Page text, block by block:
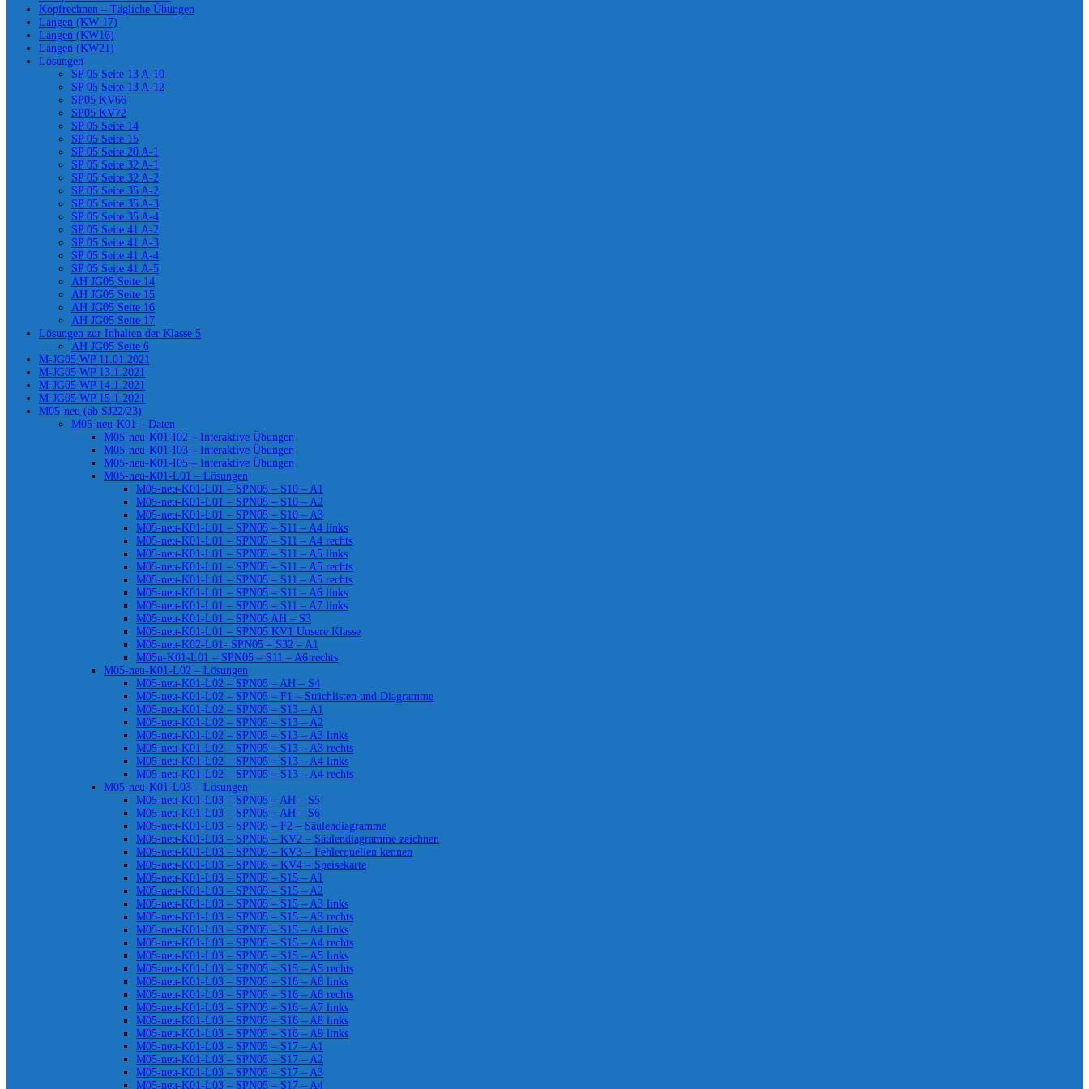
Kopfrechnen – Tägliche Übungen
Längen (KW 17)
Längen (KW16)
Längen (KW21)
Lösungen
SP 05 Seite 13 A-10
SP 05 Seite 13 A-12
SP05 KV66
SP05 KV72
SP 05 Seite 14
SP 05 Seite 15
SP 05 Seite 20 A-1
SP 05 Seite 32 A-1
SP 05 Seite 32 A-2
SP 05 Seite 35 A-2
SP 05 Seite 35 A-3
SP 05 Seite 35 A-4
SP 05 Seite 41 A-2
SP 05 Seite 41 A-3
SP 05 Seite 41 A-4
SP 05 Seite 41 A-5
AH JG05 Seite 14
AH JG05 Seite 15
AH JG05 Seite 16
AH JG05 Seite 17
Lösungen zur Inhalten der Klasse 5
AH JG05 Seite 6
M-JG05 WP 11.01.2021
M-JG05 WP 13.1.2021
M-JG05 WP 14.1.2021
M-JG05 WP 15.1.2021
M05-neu (ab SJ22/23)
M05-neu-K01 – Daten
M05-neu-K01-I02 – Interaktive Übungen
M05-neu-K01-I03 – Interaktive Übungen
M05-neu-K01-I05 – Interaktive Übungen
M05-neu-K01-L01 – Lösungen
M05-neu-K01-L01 – SPN05 – S10 – A1
M05-neu-K01-L01 – SPN05 – S10 – A2
M05-neu-K01-L01 – SPN05 – S10 – A3
M05-neu-K01-L01 – SPN05 – S11 – A4 links
M05-neu-K01-L01 – SPN05 – S11 – A4 rechts
M05-neu-K01-L01 – SPN05 – S11 – A5 links
M05-neu-K01-L01 – SPN05 – S11 – A5 rechts
M05-neu-K01-L01 – SPN05 – S11 – A5 rechts
M05-neu-K01-L01 – SPN05 – S11 – A6 links
M05-neu-K01-L01 – SPN05 – S11 – A7 links
M05-neu-K01-L01 – SPN05 AH – S3
M05-neu-K01-L01 – SPN05 KV1 Unsere Klasse
M05-neu-K02-L01- SPN05 – S32 – A1
M05n-K01-L01 – SPN05 – S11 – A6 rechts
M05-neu-K01-L02 – Lösungen
M05-neu-K01-L02 – SPN05 – AH – S4
M05-neu-K01-L02 – SPN05 – F1 – Strichlisten und Diagramme
M05-neu-K01-L02 – SPN05 – S13 – A1
M05-neu-K01-L02 – SPN05 – S13 – A2
M05-neu-K01-L02 – SPN05 – S13 – A3 links
M05-neu-K01-L02 – SPN05 – S13 – A3 rechts
M05-neu-K01-L02 – SPN05 – S13 – A4 links
M05-neu-K01-L02 – SPN05 – S13 – A4 rechts
M05-neu-K01-L03 – Lösungen
M05-neu-K01-L03 – SPN05 – AH – S5
M05-neu-K01-L03 – SPN05 – AH – S6
M05-neu-K01-L03 – SPN05 – F2 – Säulendiagramme
M05-neu-K01-L03 – SPN05 – KV2 – Säulendiagramme zeichnen
M05-neu-K01-L03 – SPN05 – KV3 – Fehlerquellen kennen
M05-neu-K01-L03 – SPN05 – KV4 – Speisekarte
M05-neu-K01-L03 – SPN05 – S15 – A1
M05-neu-K01-L03 – SPN05 – S15 – A2
M05-neu-K01-L03 – SPN05 – S15 – A3 links
M05-neu-K01-L03 – SPN05 – S15 – A3 rechts
M05-neu-K01-L03 – SPN05 – S15 – A4 links
M05-neu-K01-L03 – SPN05 – S15 – A4 rechts
M05-neu-K01-L03 – SPN05 – S15 – A5 links
M05-neu-K01-L03 – SPN05 – S15 – A5 rechts
M05-neu-K01-L03 – SPN05 – S16 – A6 links
M05-neu-K01-L03 – SPN05 – S16 – A6 rechts
M05-neu-K01-L03 – SPN05 – S16 – A7 links
M05-neu-K01-L03 – SPN05 – S16 – A8 links
M05-neu-K01-L03 – SPN05 – S16 – A9 links
M05-neu-K01-L03 – SPN05 – S17 – A1
M05-neu-K01-L03 – SPN05 – S17 – A2
M05-neu-K01-L03 – SPN05 – S17 – A3
M05-neu-K01-L03 – SPN05 – S17 – A4